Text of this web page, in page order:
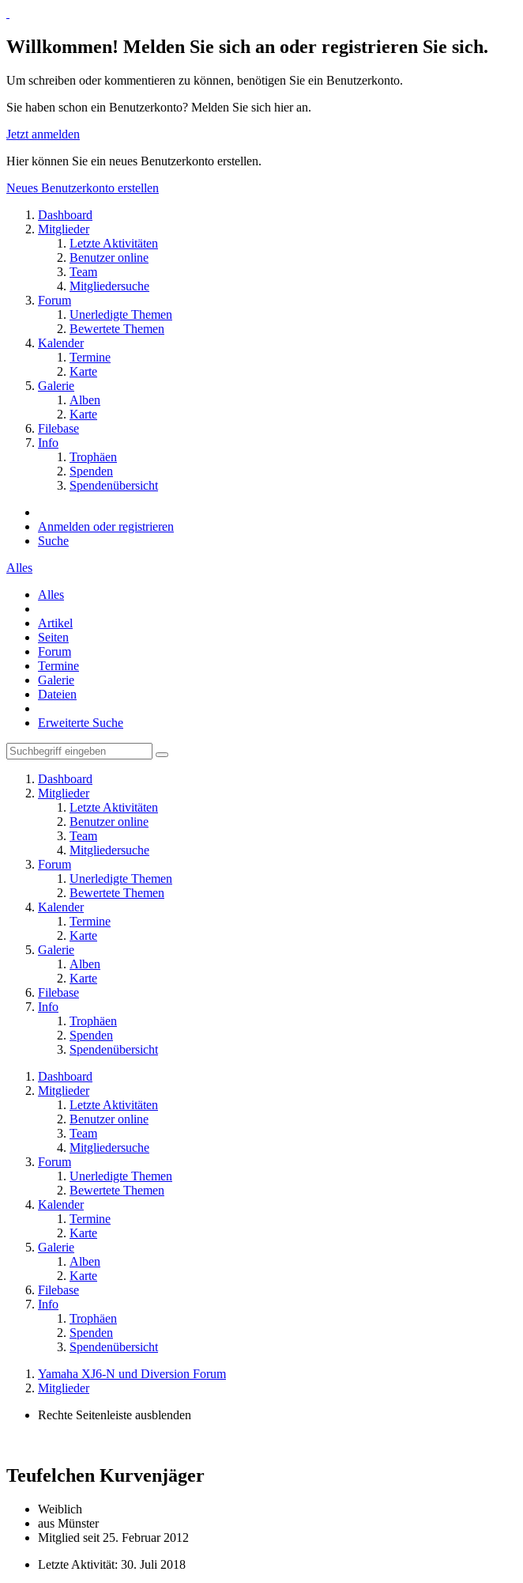
Willkommen! Melden Sie sich an oder registrieren Sie sich.
Um schreiben oder kommentieren zu können, benötigen Sie ein Benutzerkonto.
Sie haben schon ein Benutzerkonto? Melden Sie sich hier an.
Jetzt anmelden
Hier können Sie ein neues Benutzerkonto erstellen.
Neues Benutzerkonto erstellen
Dashboard
Mitglieder
Letzte Aktivitäten
Benutzer online
Team
Mitgliedersuche
Forum
Unerledigte Themen
Bewertete Themen
Kalender
Termine
Karte
Galerie
Alben
Karte
Filebase
Info
Trophäen
Spenden
Spendenübersicht
Anmelden oder registrieren
Suche
Alles
Alles
Artikel
Seiten
Forum
Termine
Galerie
Dateien
Erweiterte Suche
Dashboard
Mitglieder
Letzte Aktivitäten
Benutzer online
Team
Mitgliedersuche
Forum
Unerledigte Themen
Bewertete Themen
Kalender
Termine
Karte
Galerie
Alben
Karte
Filebase
Info
Trophäen
Spenden
Spendenübersicht
Dashboard
Mitglieder
Letzte Aktivitäten
Benutzer online
Team
Mitgliedersuche
Forum
Unerledigte Themen
Bewertete Themen
Kalender
Termine
Karte
Galerie
Alben
Karte
Filebase
Info
Trophäen
Spenden
Spendenübersicht
Yamaha XJ6-N und Diversion Forum
Mitglieder
Rechte Seitenleiste ausblenden
Teufelchen Kurvenjäger
Weiblich
aus Münster
Mitglied seit 25. Februar 2012
Letzte Aktivität: 30. Juli 2018